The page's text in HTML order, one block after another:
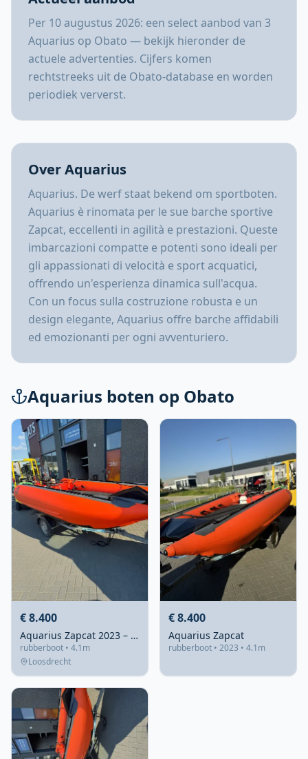
Per 10 augustus 2026: een select aanbod van 3
Aquarius op Obato — bekijk hieronder de
actuele advertenties. Cijfers komen
rechtstreeks uit de Obato-database en worden
periodiek ververst.
Over Aquarius
Aquarius. De werf staat bekend om sportboten.
Aquarius è rinomata per le sue barche sportive
Zapcat, eccellenti in agilità e prestazioni. Queste
imbarcazioni compatte e potenti sono ideali per
gli appassionati di velocità e sport acquatici,
offrendo un'esperienza dinamica sull'acqua.
Con un focus sulla costruzione robusta e un
design elegante, Aquarius offre barche affidabili
ed emozionanti per ogni avventuriero.
Aquarius boten op Obato
€ 8.400
Aquarius Zapcat 2023 – 4,1m rubberboot met 50pk motor
rubberboot • 4.1m
Loosdrecht
€ 8.400
Aquarius Zapcat
rubberboot • 2023 • 4.1m